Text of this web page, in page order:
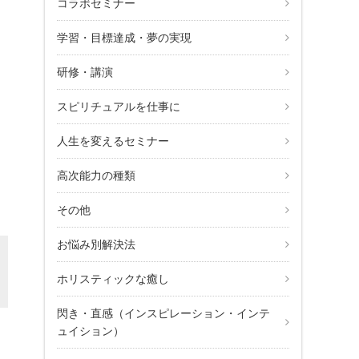
コラボセミナー
学習・目標達成・夢の実現
研修・講演
スピリチュアルを仕事に
人生を変えるセミナー
高次能力の種類
その他
お悩み別解決法
ホリスティックな癒し
閃き・直感（インスピレーション・インテ
ュイション）